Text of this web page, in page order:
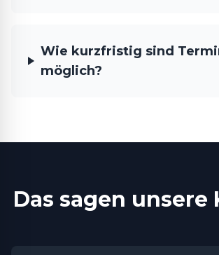
Wie kurzfristig sind
möglich?
Das sagen unsere